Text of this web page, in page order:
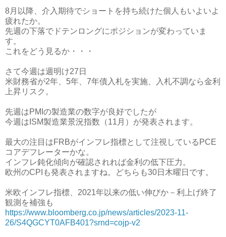
8月以降、介入期待でショートを持ち続けた個人もいよいよ
疲れたか。
先週の下落でドテンロングにポジションが変わっていま
す。
これをどう見るか・・・
さて今週は週明け27日
米財務省が2年、5年、7年債入札を実施、入札不調なら金利
上昇リスク。
先週はPMIの製造業の数字が良好でしたが
今週はISM製造業景況指数（11月）が発表されます。
最大の注目はFRBがインフレ指標として注視しているPCE
コアデフレーターかな。
インフレ鈍化傾向が確認されれば金利の低下圧力。
欧州のCPIも発表されますね。どちらも30日木曜日です。
米欧インフレ指標、2021年以来の低い伸びか－利上げ終了
観測を補強も
https://www.bloomberg.co.jp/news/articles/2023-11-
26/S4QGCYT0AFB401?srnd=cojp-v2